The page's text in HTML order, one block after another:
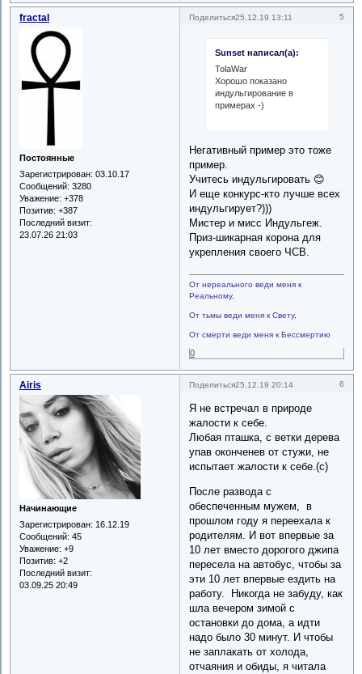
Поделиться 5
25.12.19 13:11
fractal
Постоянные
Зарегистрирован: 03.10.17
Сообщений: 3280
Уважение: +378
Позитив: +387
Последний визит:
23.07.26 21:03
Sunset написал(а):
TolaWar
Хорошо показано
индульгирование в
примерах -)
Негативный пример это тоже
пример.
Учитесь индульгировать 😊
И еще конкурс-кто лучше всех
индульгирует?)))
Мистер и мисс Индульгеж.
Приз-шикарная корона для
укрепления своего ЧСВ.
От нереального веди меня к
Реальному,
От тьмы веди меня к Свету,
От смерти веди меня к Бессмертию
0
Поделиться 6
25.12.19 20:14
Airis
Начинающие
Зарегистрирован: 16.12.19
Сообщений: 45
Уважение: +9
Позитив: +2
Последний визит:
03.09.25 20:49
Я не встречал в природе
жалости к себе.
Любая пташка, с ветки дерева
упав оконченев от стужи, не
испытает жалости к себе.(с)
После развода с
обеспеченным мужем, в
прошлом году я переехала к
родителям. И вот впервые за
10 лет вместо дорогого джипа
пересела на автобус, чтобы за
эти 10 лет впервые ездить на
работу. Никогда не забуду, как
шла вечером зимой с
остановки до дома, а идти
надо было 30 минут. И чтобы
не заплакать от холода,
отчаяния и обиды, я читала